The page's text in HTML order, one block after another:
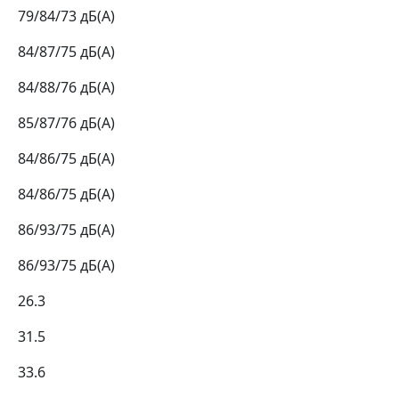
79/84/73 дБ(А)
84/87/75 дБ(А)
84/88/76 дБ(А)
85/87/76 дБ(А)
84/86/75 дБ(А)
84/86/75 дБ(А)
86/93/75 дБ(А)
86/93/75 дБ(А)
26.3
31.5
33.6